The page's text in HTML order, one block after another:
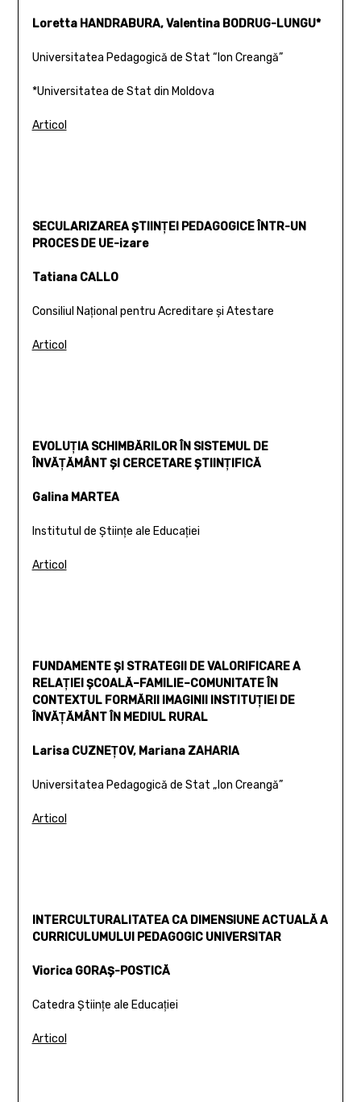
Loretta HANDRABURA, Valentina BODRUG-LUNGU*
Universitatea Pedagogică de Stat “Ion Creangă”
*Universitatea de Stat din Moldova
Articol
SECULARIZAREA ŞTIINŢEI PEDAGOGICE ÎNTR-UN
PROCES DE UE-izare
Tatiana CALLO
Consiliul Naţional pentru Acreditare şi Atestare
Articol
EVOLUŢIA SCHIMBĂRILOR ÎN SISTEMUL DE
ÎNVĂŢĂMÂNT ŞI CERCETARE ŞTIINŢIFICĂ
Galina MARTEA
Institutul de Ştiinţe ale Educaţiei
Articol
FUNDAMENTE ŞI STRATEGII DE VALORIFICARE A
RELAŢIEI ŞCOALĂ–FAMILIE–COMUNITATE ÎN
CONTEXTUL FORMĂRII IMAGINII INSTITUŢIEI DE
ÎNVĂŢĂMÂNT ÎN MEDIUL RURAL
Larisa CUZNEŢOV, Mariana ZAHARIA
Universitatea Pedagogică de Stat „Ion Creangă”
Articol
INTERCULTURALITATEA CA DIMENSIUNE ACTUALĂ A
CURRICULUMULUI PEDAGOGIC UNIVERSITAR
Viorica GORAŞ-POSTICĂ
Catedra Ştiinţe ale Educaţiei
Articol